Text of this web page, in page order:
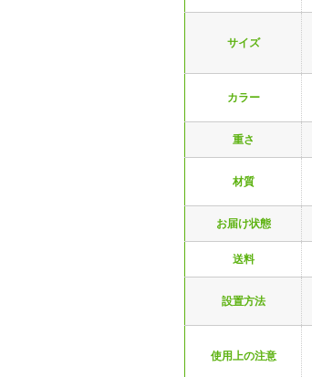
サイズ
カラー
重さ
材質
お届け状態
送料
設置方法
使用上の注意